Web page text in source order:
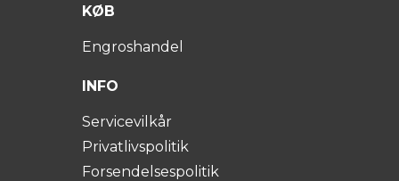
KØB
Engroshandel
INFO
Servicevilkår
Privatlivspolitik
Forsendelsespolitik